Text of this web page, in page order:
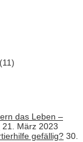
(11)
das Leben –
21. März 2023
gefällig? 30.